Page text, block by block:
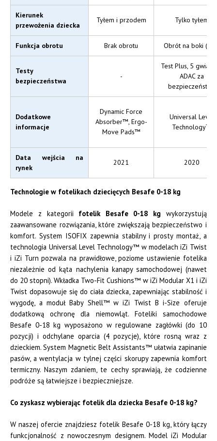
Kierunek
przewożenia dziecka
Tyłem i przodem Tylko tyłem
Funkcja obrotu Brak obrotu Obrót na boki
Testy
bezpieczeństwa
-
Test Plus, 5
ADAC za
bezpieczeństwo
Dodatkowe
informacje
Dynamic Force
Absorber™, Ergo-
Move Pads™
Universal Level
Technology™
Data wejścia na
rynek
2021 2020
Technologie w fotelikach dziecięcych Besafe 0-18 kg
Modele z kategorii fotelik Besafe 0-18 kg wykorzystują
zaawansowane rozwiązania, które zwiększają bezpieczeństwo i
komfort. System ISOFIX zapewnia stabilny i prosty montaż, a
technologia Universal Level Technology™ w modelach iZi Twist
i iZi Turn pozwala na prawidłowe, poziome ustawienie fotelika
niezależnie od kąta nachylenia kanapy samochodowej (nawet
do 20 stopni). Wkładka Two-Fit Cushions™ w iZi Modular X1 i iZi
Twist dopasowuje się do ciała dziecka, zapewniając stabilność i
wygodę, a moduł Baby Shell™ w iZi Twist B i-Size oferuje
dodatkową ochronę dla niemowląt. Foteliki samochodowe
Besafe 0-18 kg wyposażono w regulowane zagłówki (do 10
pozycji) i odchylane oparcia (4 pozycje), które rosną wraz z
dzieckiem. System Magnetic Belt Assistants™ ułatwia zapinanie
pasów, a wentylacja w tylnej części skorupy zapewnia komfort
termiczny. Naszym zdaniem, te cechy sprawiają, że codzienne
podróże są łatwiejsze i bezpieczniejsze.
Co zyskasz wybierając fotelik dla dziecka Besafe 0-18 kg?
W naszej ofercie znajdziesz fotelik Besafe 0-18 kg, który łączy
funkcjonalność z nowoczesnym designem. Model iZi Modular